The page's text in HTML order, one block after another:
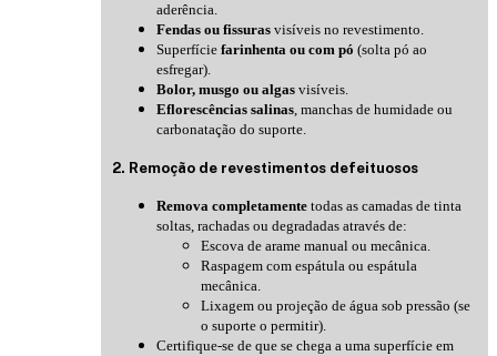
aderência.
Fendas ou fissuras visíveis no revestimento.
Superfície farinhenta ou com pó (solta pó ao
esfregar).
Bolor, musgo ou algas visíveis.
Eflorescências salinas, manchas de humidade ou
carbonatação do suporte.
2. Remoção de revestimentos defeituosos
Remova completamente todas as camadas de tinta
soltas, rachadas ou degradadas através de:
Escova de arame manual ou mecânica.
Raspagem com espátula ou espátula
mecânica.
Lixagem ou projeção de água sob pressão (se
o suporte o permitir).
Certifique-se de que se chega a uma superfície em